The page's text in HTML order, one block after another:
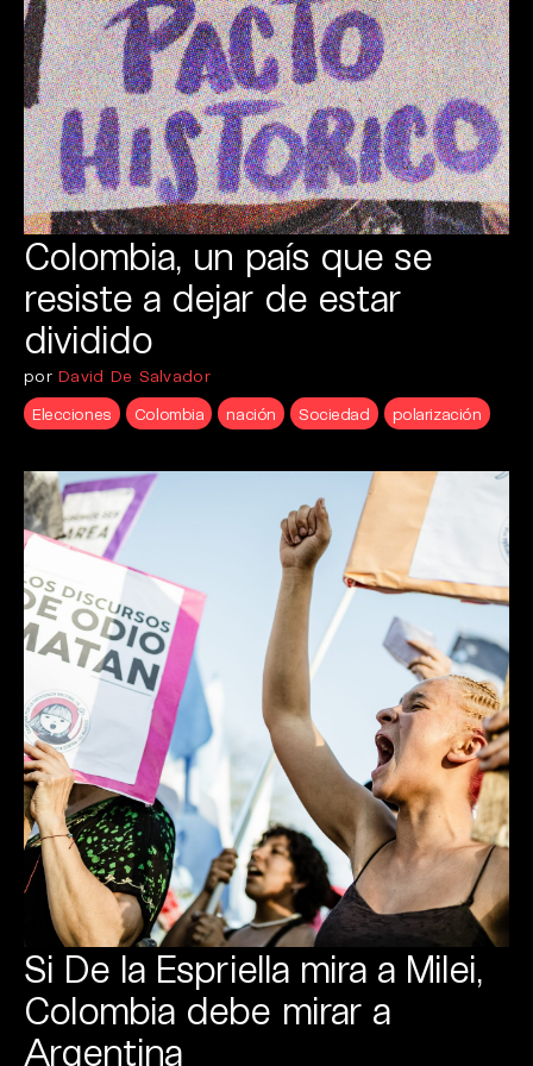
Colombia, un país que se
resiste a dejar de estar
dividido
porDavid De Salvador
Elecciones
Colombia nación Sociedad polarización
Si De la Espriella mira a Milei,
Colombia debe mirar a
Argentina